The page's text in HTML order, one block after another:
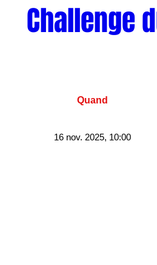
Challenge
Quand
16 nov. 2025, 10:00